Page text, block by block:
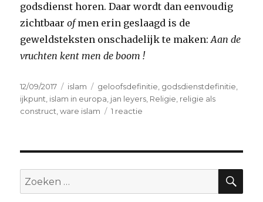
godsdienst horen. Daar wordt dan eenvoudig
zichtbaarofmen erin geslaagd is de
geweldsteksten onschadelijk te maken:Aan de
vruchten kent men de boom !
Geplaatst
op
12/09/2017 Categorieën
islam Tags
geloofsdefinitie godsdienstdefinitie
ijkpunt islam in europa jan leyers Religie religie als
construct ,ware islam 1 reactie
nu
Zoeken
naar: